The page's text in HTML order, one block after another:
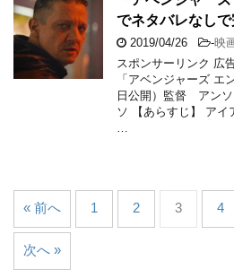
でネタバレなし
2019/04/26 -映
スポンサーリンク 広
「アベンジャーズ エ
日公開）監督 アンソ
ソ 【あらすじ】 アイ
« 前へ 1 2 3 4
次へ »